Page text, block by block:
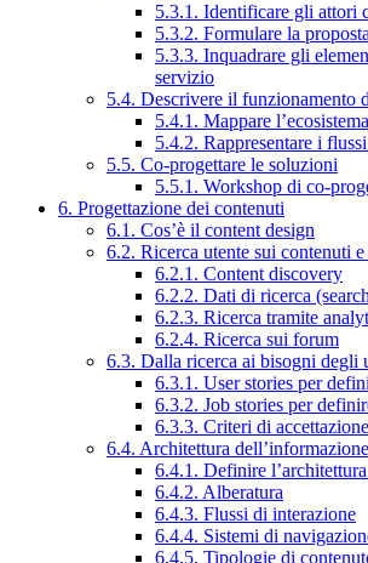
5.3.1. Identificare gli attori
5.3.2. Formulare la
5.3.3. Inquadrare gli
servizio
5.4. Descrivere il funzionamento
5.4.1. Mappare l’ecosistema
5.4.2. Rappresentare i
5.5. Co-progettare le soluzioni
5.5.1. Workshop di co-
6. Progettazione dei contenuti
6.1. Cos’è il content design
6.2. Ricerca utente sui contenuti
6.2.1. Content discovery
6.2.2. Dati di ricerca
6.2.3. Ricerca tramite
6.2.4. Ricerca sui forum
6.3. Dalla ricerca ai bisogni degli
6.3.1. User stories per
6.3.2. Job stories per
6.3.3. Criteri di accettazione
6.4. Architettura dell’informazione
6.4.1. Definire
6.4.2. Alberatura
6.4.3. Flussi di interazione
6.4.4. Sistemi di
6.4.5. Tipologie di